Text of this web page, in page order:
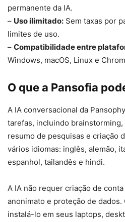
permanente da IA.
– Uso ilimitado: Sem taxas por
limites de uso.
– Compatibilidade entre
Windows, macOS, Linux e
O que a Pansofia
A IA conversacional da
tarefas, incluindo brainstorming,
resumo de pesquisas e criação
vários idiomas: inglês, alemão,
espanhol, tailandês e hindi.
A IA não requer criação de
anonimato e proteção de dados.
instalá-lo em seus laptops,